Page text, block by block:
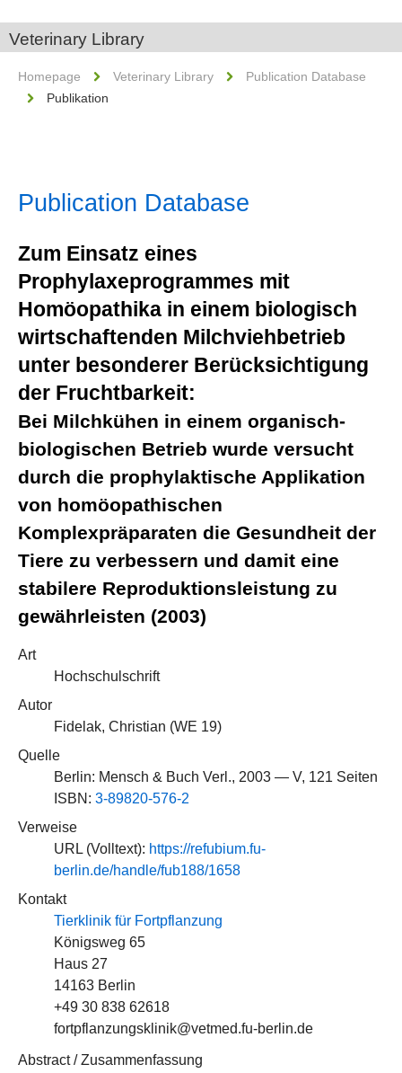
Veterinary Library
Homepage Veterinary Library
Publication Database
Publikation
Publication Database
Zum Einsatz eines
Prophylaxeprogrammes mit
Homöopathika in einem biologisch
wirtschaftenden Milchviehbetrieb
unter besonderer Berücksichtigung
der Fruchtbarkeit:
Bei Milchkühen in einem organisch-
biologischen Betrieb wurde versucht
durch die prophylaktische Applikation
von homöopathischen
Komplexpräparaten die Gesundheit der
Tiere zu verbessern und damit eine
stabilere Reproduktionsleistung zu
gewährleisten (2003)
Art
Hochschulschrift
Autor
Fidelak, Christian (WE 19)
Quelle
Berlin: Mensch & Buch Verl., 2003 — V, 121 Seiten
ISBN: 3-89820-576-2
Verweise
URL (Volltext): https://refubium.fu-
berlin.de/handle/fub188/1658
Kontakt
Tierklinik für Fortpflanzung
Königsweg 65
Haus 27
14163 Berlin
+49 30 838 62618
fortpflanzungsklinik@vetmed.fu-berlin.de
Abstract / Zusammenfassung